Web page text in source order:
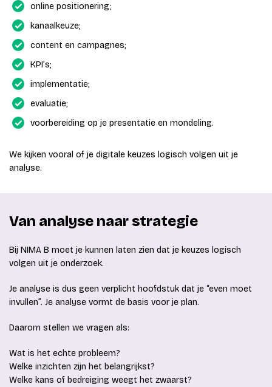
online positionering;
kanaalkeuze;
content en campagnes;
KPI’s;
implementatie;
evaluatie;
voorbereiding op je presentatie en mondeling.
We kijken vooral of je digitale keuzes logisch volgen uit je
analyse.
Van analyse naar strategie
Bij NIMA B moet je kunnen laten zien dat je keuzes logisch
volgen uit je onderzoek.
Je analyse is dus geen verplicht hoofdstuk dat je “even moet
invullen”. Je analyse vormt de basis voor je plan.
Daarom stellen we vragen als:
Wat is het echte probleem?
Welke inzichten zijn het belangrijkst?
Welke kans of bedreiging weegt het zwaarst?